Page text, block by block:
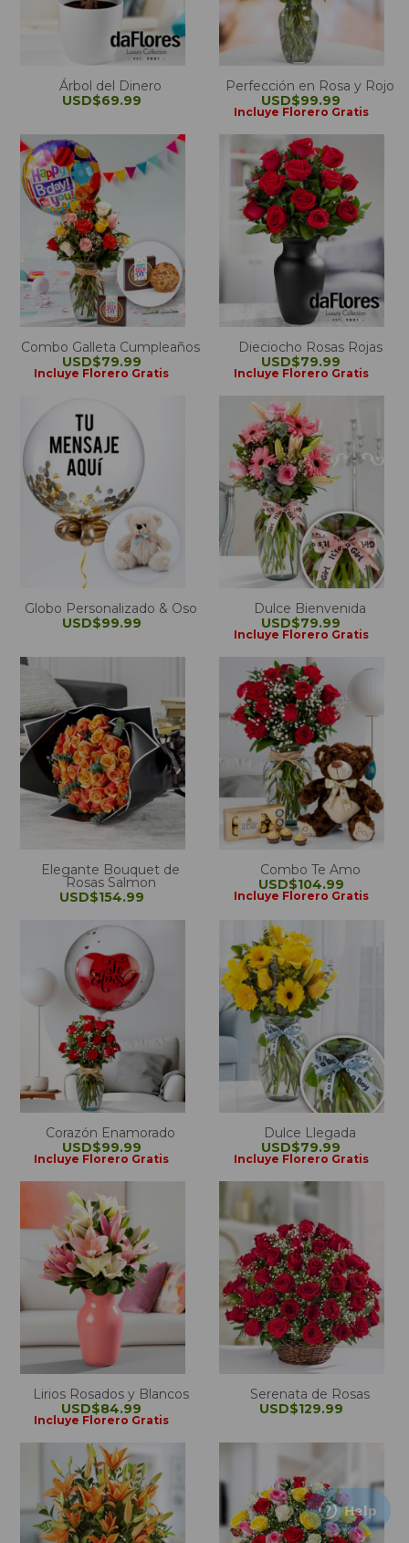
Árbol del Dinero
USD$69.99
Perfección en Rosa y Rojo
USD$99.99
Incluye Florero Gratis
Combo Galleta Cumpleaños
USD$79.99
Incluye Florero Gratis
Dieciocho Rosas Rojas
USD$79.99
Incluye Florero Gratis
Globo Personalizado & Oso
USD$99.99
Dulce Bienvenida
USD$79.99
Incluye Florero Gratis
Elegante Bouquet de
Rosas Salmon
USD$154.99
Combo Te Amo
USD$104.99
Incluye Florero Gratis
Corazón Enamorado
USD$99.99
Incluye Florero Gratis
Dulce Llegada
USD$79.99
Incluye Florero Gratis
Lirios Rosados y Blancos
USD$84.99
Incluye Florero Gratis
Serenata de Rosas
USD$129.99